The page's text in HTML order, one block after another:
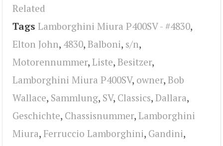
Related
Tags Lamborghini Miura P400SV - #4830,
Elton John, 4830, Balboni, s/n,
Motorennummer, Liste, Besitzer,
Lamborghini Miura P400SV, owner, Bob
Wallace, Sammlung, SV, Classics, Dallara,
Geschichte, Chassisnummer, Lamborghini
Miura, Ferruccio Lamborghini, Gandini,